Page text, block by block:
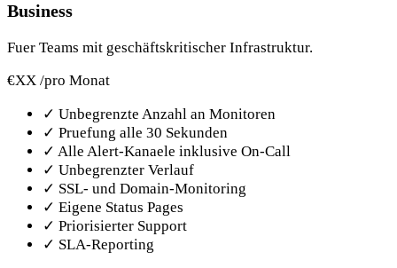
Business
Fuer Teams mit geschäftskritischer Infrastruktur.
€XX /pro Monat
✓ Unbegrenzte Anzahl an Monitoren
✓ Pruefung alle 30 Sekunden
✓ Alle Alert-Kanaele inklusive On-Call
✓ Unbegrenzter Verlauf
✓ SSL- und Domain-Monitoring
✓ Eigene Status Pages
✓ Priorisierter Support
✓ SLA-Reporting